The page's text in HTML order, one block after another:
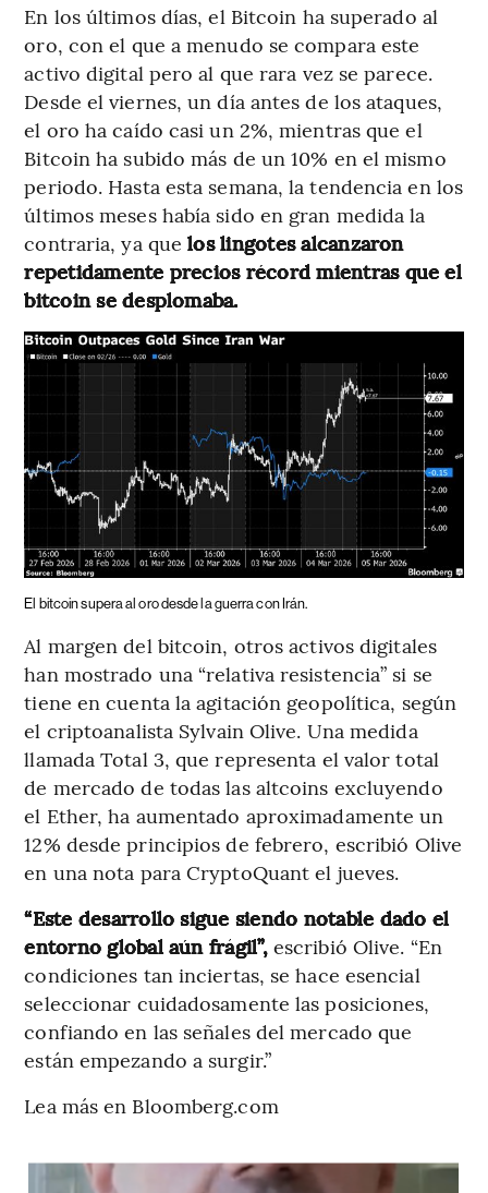
En los últimos días, el Bitcoin ha superado al
oro, con el que a menudo se compara este
activo digital pero al que rara vez se parece.
Desde el viernes, un día antes de los ataques,
el oro ha caído casi un 2%, mientras que el
Bitcoin ha subido más de un 10% en el mismo
periodo. Hasta esta semana, la tendencia en los
últimos meses había sido en gran medida la
contraria, ya quelos lingotes alcanzaron
repetidamente precios récord mientras que el
bitcoin se desplomaba.
El bitcoin supera al oro desde la guerra con Irán.
Al margen del bitcoin, otros activos digitales
han mostrado una “relativa resistencia” si se
tiene en cuenta la agitación geopolítica, según
el criptoanalista Sylvain Olive. Una medida
llamada Total 3, que representa el valor total
de mercado de todas las altcoins excluyendo
el Ether, ha aumentado aproximadamente un
12% desde principios de febrero, escribió Olive
en una nota para CryptoQuant el jueves.
“Este desarrollo sigue siendo notable dado el
entorno global aún frágil”,escribió Olive. “En
condiciones tan inciertas, se hace esencial
seleccionar cuidadosamente las posiciones,
confiando en las señales del mercado que
están empezando a surgir.”
Lea más en Bloomberg.com